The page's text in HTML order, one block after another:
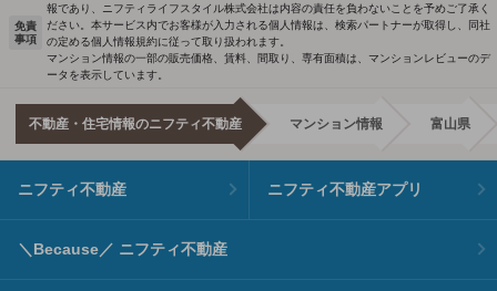
免責
事項
報であり、ニフティライフスタイル株式会社は内容の責任を負わないことを予めご了承く
ださい。本サービス内でお客様が入力される個人情報は、検索パートナーが取得し、同社
の定める個人情報規約に従って取り扱われます。
マンション情報の一部の販売価格、賃料、間取り、専有面積は、マンションレビューのデ
ータを表示しています。
不動産・住宅情報のニフティ不動産 マンション情報 富山県
ニフティ不動産 ニフティ不動産アプリ
＼Because／ ニフティ不動産